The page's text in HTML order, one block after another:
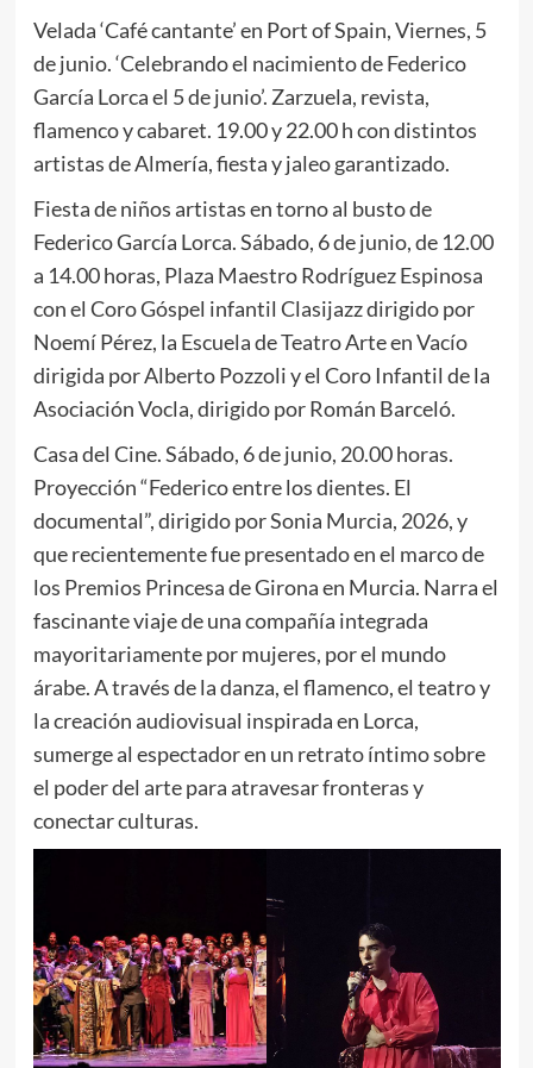
Velada ‘Café cantante’ en Port of Spain, Viernes, 5
de junio. ‘Celebrando el nacimiento de Federico
García Lorca el 5 de junio’. Zarzuela, revista,
flamenco y cabaret. 19.00 y 22.00 h con distintos
artistas de Almería, fiesta y jaleo garantizado.
Fiesta de niños artistas en torno al busto de
Federico García Lorca. Sábado, 6 de junio, de 12.00
a 14.00 horas, Plaza Maestro Rodríguez Espinosa
con el Coro Góspel infantil Clasijazz dirigido por
Noemí Pérez, la Escuela de Teatro Arte en Vacío
dirigida por Alberto Pozzoli y el Coro Infantil de la
Asociación Vocla, dirigido por Román Barceló.
Casa del Cine. Sábado, 6 de junio, 20.00 horas.
Proyección “Federico entre los dientes. El
documental”, dirigido por Sonia Murcia, 2026, y
que recientemente fue presentado en el marco de
los Premios Princesa de Girona en Murcia. Narra el
fascinante viaje de una compañía integrada
mayoritariamente por mujeres, por el mundo
árabe. A través de la danza, el flamenco, el teatro y
la creación audiovisual inspirada en Lorca,
sumerge al espectador en un retrato íntimo sobre
el poder del arte para atravesar fronteras y
conectar culturas.